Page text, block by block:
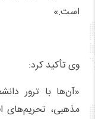
است.»
وی تأکید کرد:
«آن‌ها با ترور
مذهبی، تحریم‌های